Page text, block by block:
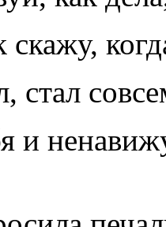
скажу,
стал
и